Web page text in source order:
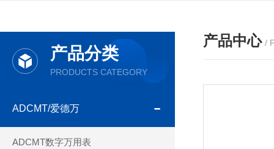
产品分类
PRODUCTS CATEGORY
ADCMT/爱德万
ADCMT数字万用表
产品中心 /